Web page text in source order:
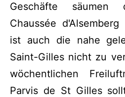
Geschäfte
Chaussée
ist auch die nahe
Saint-Gilles nicht zu
wöchentlichen
Parvis de St Gilles